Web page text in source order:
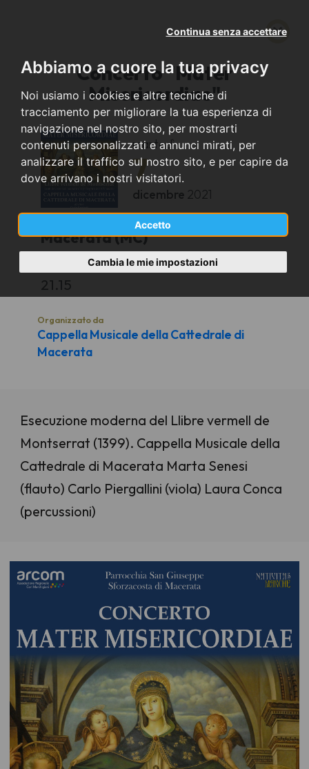
Abbiamo a cuore la tua privacy
Noi usiamo i cookies e altre tecniche di
tracciamento per migliorare la tua esperienza di
navigazione nel nostro sito, per mostrarti
contenuti personalizzati e annunci mirati, per
analizzare il traffico sul nostro sito, e per capire da
dove arrivano i nostri visitatori.
Accetto
Continua senza accettare
Cambia le mie impostazioni
Concerto "Mater
Misericordiae"
martedì
7
dicembre 2021
Macerata (MC)
Chiesa San Giuseppe
21.15
Organizzato da
Cappella Musicale della Cattedrale di
Macerata
Esecuzione moderna del Llibre vermell de
Montserrat (1399). Cappella Musicale della
Cattedrale di Macerata Marta Senesi
(flauto) Carlo Piergallini (viola) Laura Conca
(percussioni)